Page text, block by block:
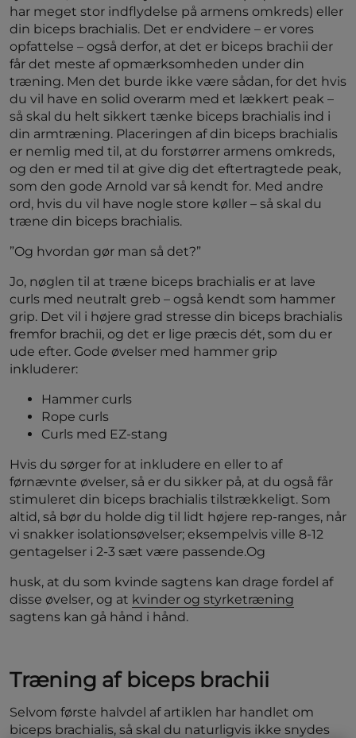
har meget stor indflydelse på armens omkreds) eller
din biceps brachialis. Det er endvidere – er vores
opfattelse – også derfor, at det er biceps brachii der
får det meste af opmærksomheden under din
træning. Men det burde ikke være sådan, for det hvis
du vil have en solid overarm med et lækkert peak –
så skal du helt sikkert tænke biceps brachialis ind i
din armtræning. Placeringen af din biceps brachialis
er nemlig med til, at du forstørrer armens omkreds,
og den er med til at give dig det eftertragtede peak,
som den gode Arnold var så kendt for. Med andre
ord, hvis du vil have nogle store køller – så skal du
træne din biceps brachialis.
”Og hvordan gør man så det?”
Jo, nøglen til at træne biceps brachialis er at lave
curls med neutralt greb – også kendt som hammer
grip. Det vil i højere grad stresse din biceps brachialis
fremfor brachii, og det er lige præcis dét, som du er
ude efter. Gode øvelser med hammer grip
inkluderer:
Hammer curls
Rope curls
Curls med EZ-stang
Hvis du sørger for at inkludere en eller to af
førnævnte øvelser, så er du sikker på, at du også får
stimuleret din biceps brachialis tilstrækkeligt. Som
altid, så bør du holde dig til lidt højere rep-ranges, når
vi snakker isolationsøvelser; eksempelvis ville 8-12
gentagelser i 2-3 sæt være passende.Og
husk, at du som kvinde sagtens kan drage fordel af
disse øvelser, og at kvinder og styrketræning
sagtens kan gå hånd i hånd.
Træning af biceps brachii
Selvom første halvdel af artiklen har handlet om
biceps brachialis, så skal du naturligvis ikke snydes